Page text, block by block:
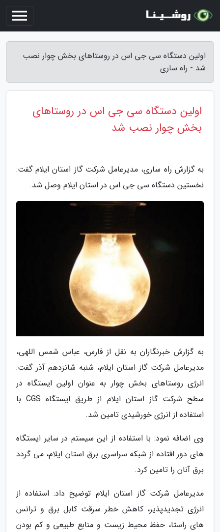
اولین دستگاه سی جی اس در روستاهای بخش چوار نصب
شد - راه ساری
اولین دستگاه سی جی اس در روستاهای
بخش چوار نصب شد
به گزارش راه ساری، مدیرعامل شرکت گاز استان ایلام گفت:
نخستین دستگاه سی جی اس در استان ایلام وصل شد.
به گزارش خبرنگاران به نقل از فارس، عباس شمس اللهی،
مدیرعامل شرکت گاز استان ایلام، شنبه شانزدهم آذر گفت:
انرژی روستاهای بخش چوار به عنوان اولین ایستگاه در
سطح شرکت گاز استان ایلام از طریق ایستگاه CGS با
استفاده از انرژی خورشیدی تامین شد.
وی اضافه نمود: با استفاده از این سیستم در سایر ایستگاه
های دور افتاده از شبکه سراسری برق استان ایلام، می گردد
برق آنان را تامین کرد.
مدیرعامل شرکت گاز استان ایلام توضیح داد: استفاده از
انرژی تجدیدپذیر، کاهش خطر سرقت کابل برق و ترانس
های راستا، حفظ محیط زیست و منابع طبیعی و کم بودن